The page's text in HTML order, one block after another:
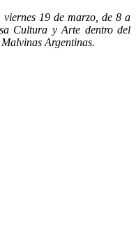
19 de marzo, de 8 a
Cultura y Arte dentro del
Argentinas.